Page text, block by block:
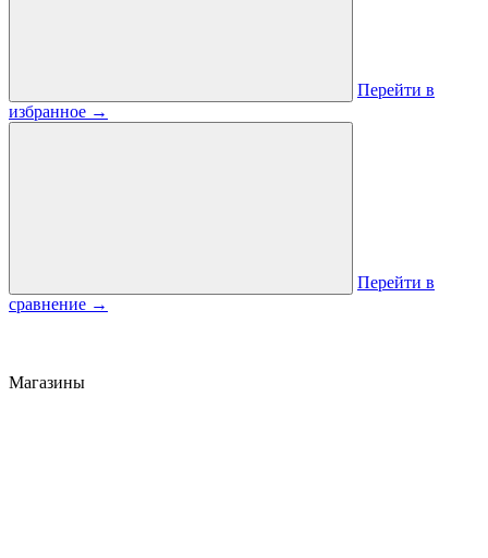
Перейти в
избранное →
Перейти в
сравнение →
Магазины